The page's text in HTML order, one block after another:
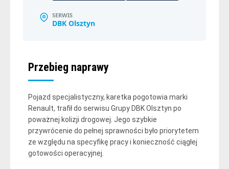
SERWIS
DBK Olsztyn
Przebieg naprawy
Pojazd specjalistyczny, karetka pogotowia marki
Renault, trafił do serwisu Grupy DBK Olsztyn po
poważnej kolizji drogowej. Jego szybkie
przywrócenie do pełnej sprawności było priorytetem
ze względu na specyfikę pracy i konieczność ciągłej
gotowości operacyjnej.